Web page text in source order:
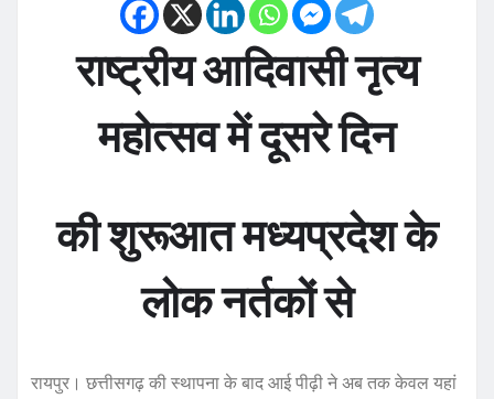
राष्ट्रीय आदिवासी नृत्य
महोत्सव में दूसरे दिन
की शुरूआत मध्यप्रदेश के
लोक नर्तकों से
रायपुर। छत्तीसगढ़ की स्थापना के बाद आई पीढ़ी ने अब तक केवल यहां